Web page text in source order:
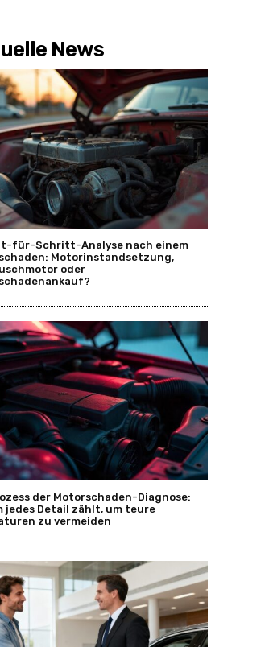
News
für-Schritt-Analyse nach einem
Motorinstandsetzung,
oder
der Motorschaden-Diagnose:
jedes Detail zählt, um teure
zu vermeiden